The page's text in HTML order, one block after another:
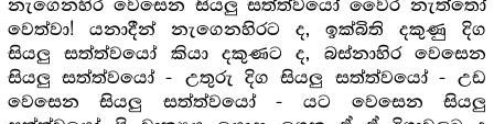
නැගෙනහිර වෙසෙන සියලු සත්ත්වයෝ වෛර නැත්තෝ
වෙත්වා! යනාදීන් නැගෙනහිරට ද, ඉක්බිති දකුණු දිග
සියලු සත්ත්වයෝ කියා දකුණට ද, බස්නාහිර වෙසෙන
සියලු සත්ත්වයෝ - උතුරු දිග සියලු සත්ත්වයෝ - උඩ
වෙසෙන සියලු සත්ත්වයෝ - යට වෙසෙන සියලු